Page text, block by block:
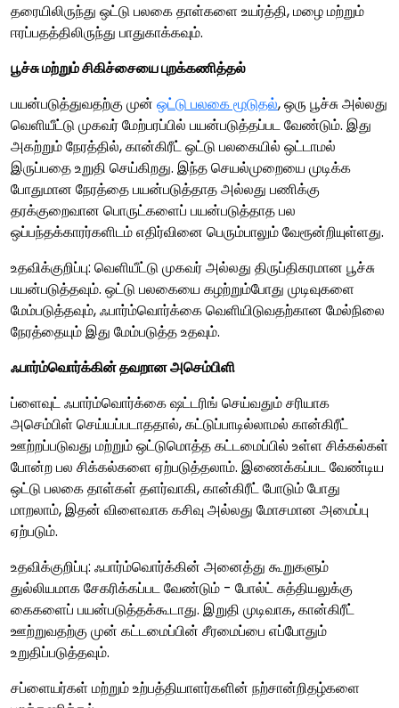
தரையிலிருந்து ஒட்டு பலகை தாள்களை உயர்த்தி, மழை மற்றும்
ஈரப்பதத்திலிருந்து பாதுகாக்கவும்.
பூச்சு மற்றும் சிகிச்சையை புறக்கணித்தல்
பயன்படுத்துவதற்கு முன் ஒட்டு பலகை மூடுதல், ஒரு பூச்சு அல்லது
வெளியீட்டு முகவர் மேற்பரப்பில் பயன்படுத்தப்பட வேண்டும். இது
அகற்றும் நேரத்தில், கான்கிரீட் ஒட்டு பலகையில் ஒட்டாமல்
இருப்பதை உறுதி செய்கிறது. இந்த செயல்முறையை முடிக்க
போதுமான நேரத்தை பயன்படுத்தாத அல்லது பணிக்கு
தரக்குறைவான பொருட்களைப் பயன்படுத்தாத பல
ஒப்பந்தக்காரர்களிடம் எதிர்வினை பெரும்பாலும் வேரூன்றியுள்ளது.
உதவிக்குறிப்பு: வெளியீட்டு முகவர் அல்லது திருப்திகரமான பூச்சு
பயன்படுத்தவும். ஒட்டு பலகையை கழற்றும்போது முடிவுகளை
மேம்படுத்தவும், ஃபார்ம்வொர்க்கை வெளியிடுவதற்கான மேல்நிலை
நேரத்தையும் இது மேம்படுத்த உதவும்.
ஃபார்ம்வொர்க்கின் தவறான அசெம்பிளி
ப்ளைவுட் ஃபார்ம்வொர்க்கை ஷட்டரிங் செய்வதும் சரியாக
அசெம்பிள் செய்யப்படாததால், கட்டுப்பாடில்லாமல் கான்கிரீட்
ஊற்றப்படுவது மற்றும் ஒட்டுமொத்த கட்டமைப்பில் உள்ள சிக்கல்கள்
போன்ற பல சிக்கல்களை ஏற்படுத்தலாம். இணைக்கப்பட வேண்டிய
ஒட்டு பலகை தாள்கள் தளர்வாகி, கான்கிரீட் போடும் போது
மாறலாம், இதன் விளைவாக கசிவு அல்லது மோசமான அமைப்பு
ஏற்படும்.
உதவிக்குறிப்பு: ஃபார்ம்வொர்க்கின் அனைத்து கூறுகளும்
துல்லியமாக சேகரிக்கப்பட வேண்டும் - போல்ட் சுத்தியலுக்கு
கைகளைப் பயன்படுத்தக்கூடாது. இறுதி முடிவாக, கான்கிரீட்
ஊற்றுவதற்கு முன் கட்டமைப்பின் சீரமைப்பை எப்போதும்
உறுதிப்படுத்தவும்.
சப்ளையர்கள் மற்றும் உற்பத்தியாளர்களின் நற்சான்றிதழ்களை